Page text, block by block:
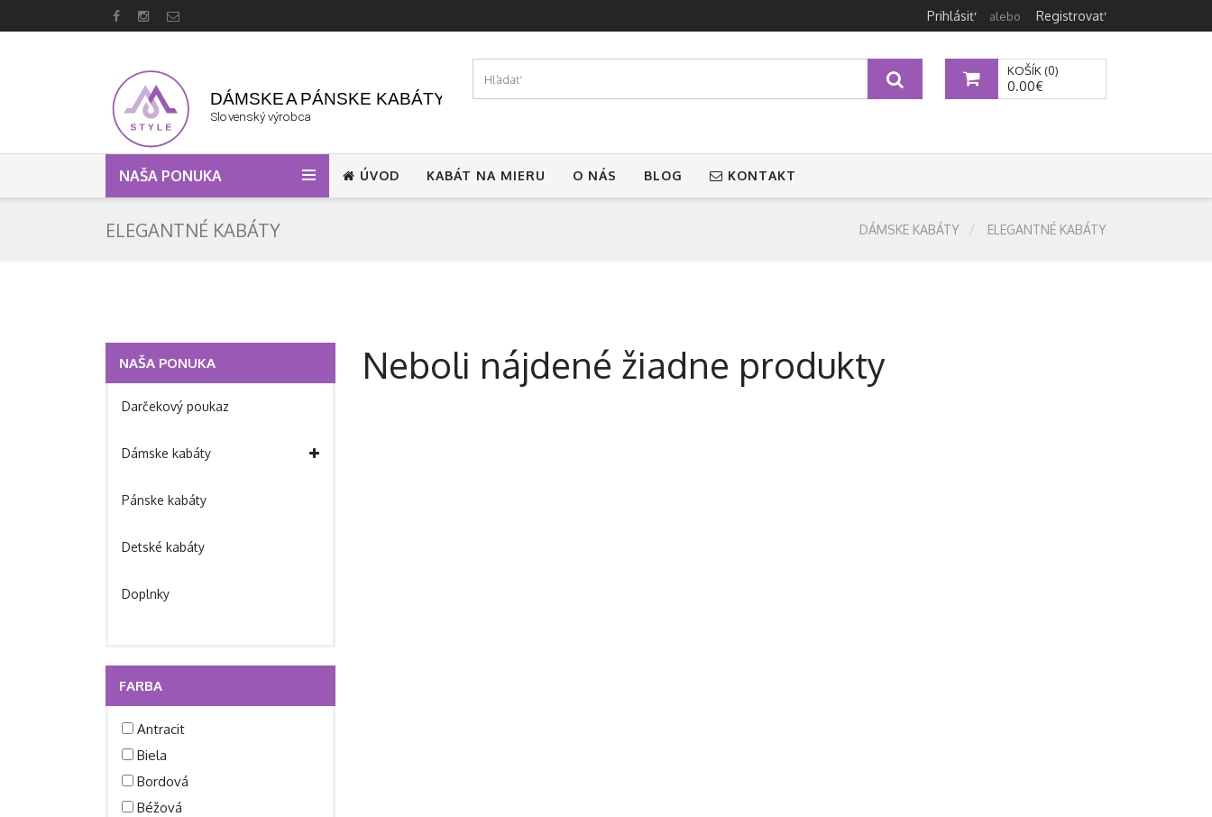
Prihlásiť alebo Registrovať
KOŠÍK (0)
0.00€
NAŠA PONUKA ÚVOD KABÁT NA MIERU O NÁS BLOG KONTAKT
ELEGANTNÉ KABÁTY DÁMSKE KABÁTY ELEGANTNÉ KABÁTY
NAŠA PONUKA
Darčekový poukaz
Dámske kabáty
Pánske kabáty
Detské kabáty
Doplnky
FARBA
Antracit
Biela
Bordová
Béžová
Neboli nájdené žiadne produkty